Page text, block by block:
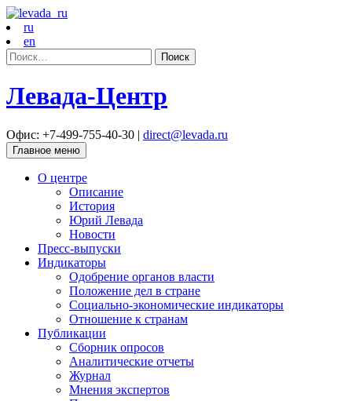
ru
en
Найти:
Левада-Центр
Офис: +7-499-755-40-30 | direct@levada.ru
Главное меню
О центре
Описание
История
Юрий Левада
Новости
Пресс-выпуски
Индикаторы
Одобрение органов власти
Положение дел в стране
Социально-экономические индикаторы
Отношение к странам
Публикации
Сборник опросов
Аналитические отчеты
Журнал
Мнения экспертов